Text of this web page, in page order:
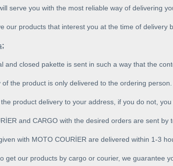
serve you with the most reliable way of delivering
our products that interest you at the time of delivery
and closed pakette is sent in such a way that the
the product is only delivered to the ordering person.
product delivery to your address, if you do not,
and CARGO with the desired orders are sent by
with MOTO COURİER are delivered within 1-3
get our products by cargo or courier, we guarantee